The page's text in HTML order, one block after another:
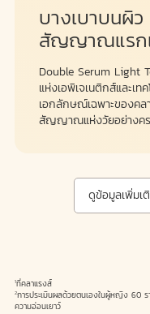
บางเบาบนผิ
สัญญาณแรก
Double Serum Light
แห่งเอพิเจเนติกส์และเ
เอกลักษณ์เฉพาะของคล
สัญญาณแห่งวัยอย่างค
ดูข้อมูลเพิ่ม
1ที่คลาแรงส์
2การประเมินผลด้วยตนเองในผู้หญิง 60
ความอ่อนเยาว์